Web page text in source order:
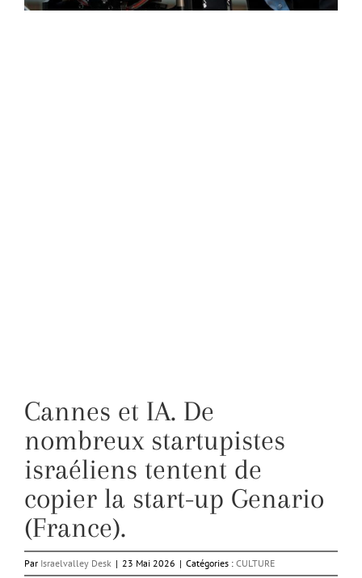
Cannes et IA. De
nombreux startupistes
israéliens tentent de
copier la start-up Genario
(France).
Par Israelvalley Desk | 23 Mai 2026 | Catégories : CULTURE